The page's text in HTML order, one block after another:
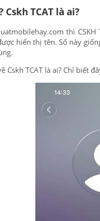
Cskh TCAT là ai?
thì
hiển thị tên. Số này
Cskh TCAT là ai? Chỉ biết